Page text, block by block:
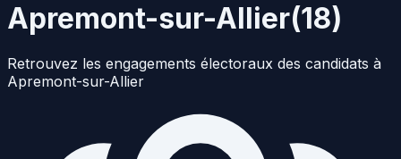
Apremont-sur-Allier(18)
Retrouvez les engagements électoraux des candidats à
Apremont-sur-Allier